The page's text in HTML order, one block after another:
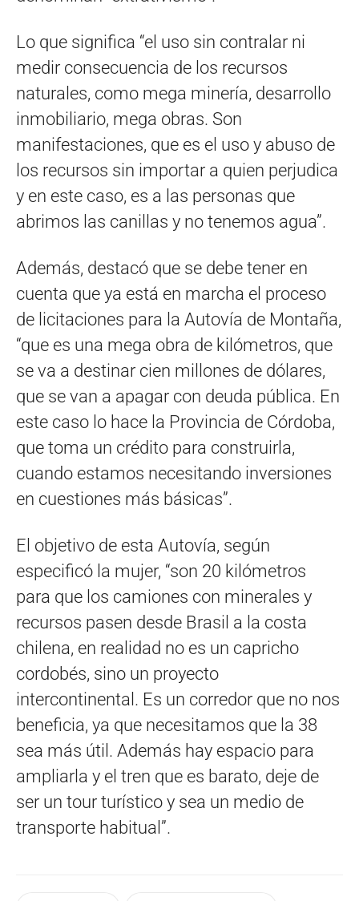
Lo que significa “el uso sin contralar ni
medir consecuencia de los recursos
naturales, como mega minería, desarrollo
inmobiliario, mega obras. Son
manifestaciones, que es el uso y abuso de
los recursos sin importar a quien perjudica
y en este caso, es a las personas que
abrimos las canillas y no tenemos agua”.
Además, destacó que se debe tener en
cuenta que ya está en marcha el proceso
de licitaciones para la Autovía de Montaña,
“que es una mega obra de kilómetros, que
se va a destinar cien millones de dólares,
que se van a apagar con deuda pública. En
este caso lo hace la Provincia de Córdoba,
que toma un crédito para construirla,
cuando estamos necesitando inversiones
en cuestiones más básicas”.
El objetivo de esta Autovía, según
especificó la mujer, “son 20 kilómetros
para que los camiones con minerales y
recursos pasen desde Brasil a la costa
chilena, en realidad no es un capricho
cordobés, sino un proyecto
intercontinental. Es un corredor que no nos
beneficia, ya que necesitamos que la 38
sea más útil. Además hay espacio para
ampliarla y el tren que es barato, deje de
ser un tour turístico y sea un medio de
transporte habitual”.